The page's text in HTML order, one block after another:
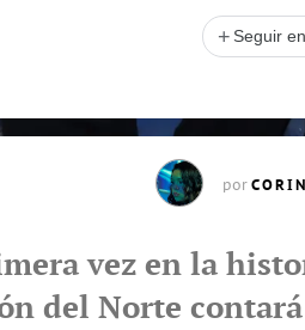
+ Seguir en
por
vez en la
del Norte